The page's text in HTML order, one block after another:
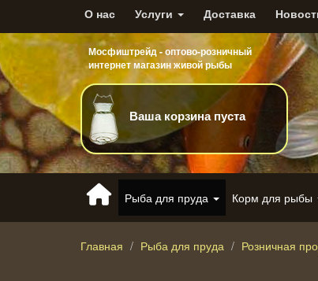
О нас Услуги Доставка
Мосфиштрейд - оптово-розничный
интернет магазин живой рыбы
Ваша корзина пуста
Рыба для пруда Корм для рыбы
Главная Рыба для пруда Розничная